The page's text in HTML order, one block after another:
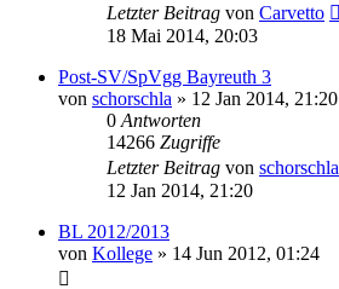
Letzter Beitrag von Carvetto
18 Mai 2014, 20:03
Post-SV/SpVgg Bayreuth 3
von schorschla » 12 Jan 2014, 21:20
0 Antworten
14266 Zugriffe
Letzter Beitrag von schorschla
12 Jan 2014, 21:20
BL 2012/2013
von Kollege » 14 Jun 2012, 01:24